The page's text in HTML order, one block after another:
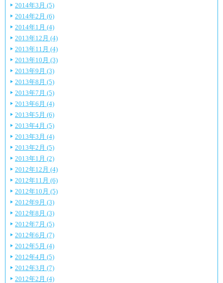
2014年3月 (5)
2014年2月 (6)
2014年1月 (4)
2013年12月 (4)
2013年11月 (4)
2013年10月 (3)
2013年9月 (3)
2013年8月 (5)
2013年7月 (5)
2013年6月 (4)
2013年5月 (6)
2013年4月 (5)
2013年3月 (4)
2013年2月 (5)
2013年1月 (2)
2012年12月 (4)
2012年11月 (6)
2012年10月 (5)
2012年9月 (3)
2012年8月 (3)
2012年7月 (5)
2012年6月 (7)
2012年5月 (4)
2012年4月 (5)
2012年3月 (7)
2012年2月 (4)